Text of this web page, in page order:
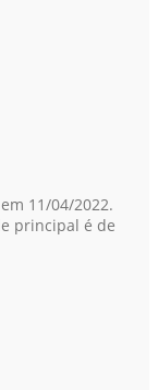
11/04/2022.
principal é de